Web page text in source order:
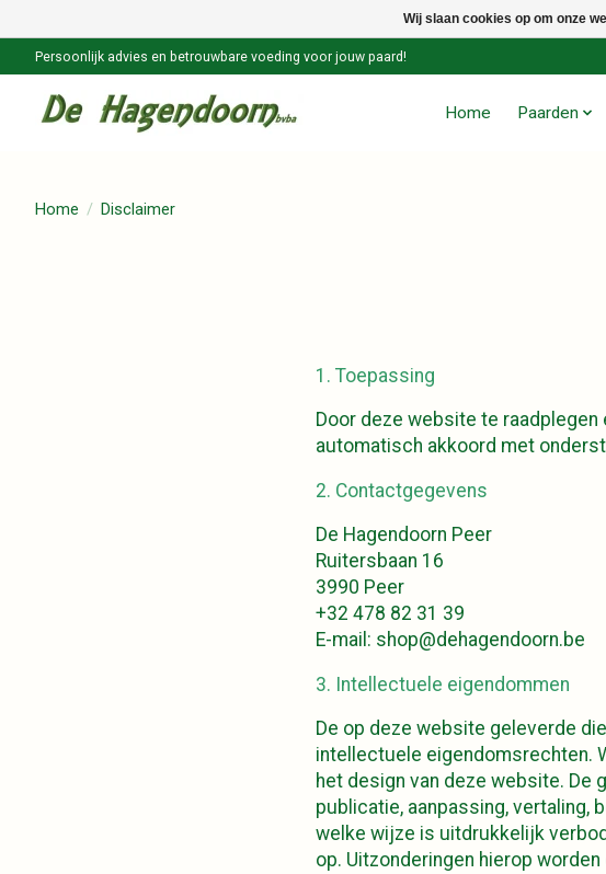
Persoonlijk advies en betrouwbare voeding voor jouw paard!
Home Paarden
Home / Disclaimer
1. Toepassing
Door deze website te
automatisch akkoord met
2. Contactgegevens
De Hagendoorn Peer
Ruitersbaan 16
3990 Peer
+32 478 82 31 39
E-mail: shop@dehagendoorn.be
3. Intellectuele eigendommen
De op deze website geleverde
intellectuele eigendomsrechten.
het design van deze website.
publicatie, aanpassing, vertaling,
welke wijze is uitdrukkelijk
op. Uitzonderingen hierop
Wij slaan cookies op om onze